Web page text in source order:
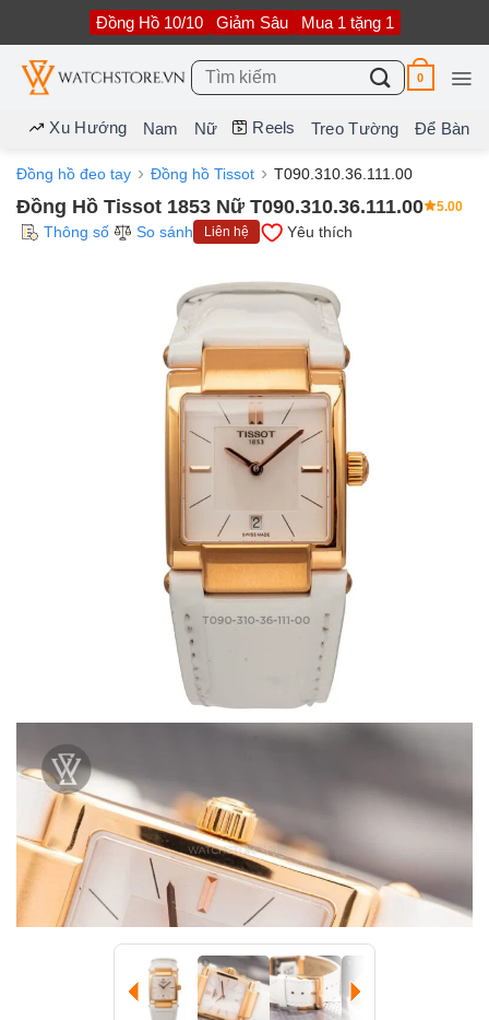
nội
dung
Đồng Hồ 10/10 Giảm Sâu Mua 1 tặng 1
Tìm
kiếm:
0
Xu Hướng Nam Nữ Reels Treo Tường Để Bàn
Đồng hồ đeo tay Đồng hồ Tissot T090.310.36.111.00
Đồng Hồ Tissot 1853 Nữ T090.310.36.111.00 5.00
Thông số So sánh Liên hệ Yêu thích